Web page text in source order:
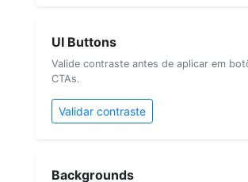
UI Buttons
Valide contraste antes de aplicar em
CTAs.
Validar contraste
Backgrounds